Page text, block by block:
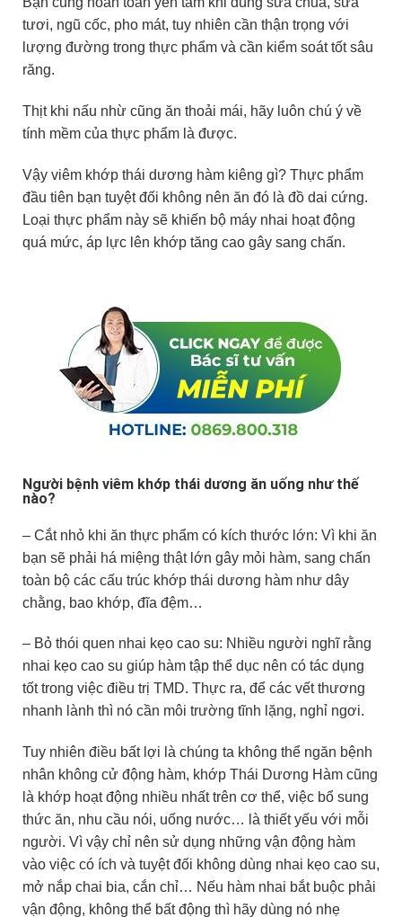
tươi, ngũ cốc, pho mát, tuy nhiên cần thận trọng với
lượng đường trong thực phẩm và cần kiểm soát tốt sâu
răng.
Thịt khi nấu nhừ cũng ăn thoải mái, hãy luôn chú ý về
tính mềm của thực phẩm là được.
Vậy viêm khớp thái dương hàm kiêng gì? Thực phẩm
đầu tiên bạn tuyệt đối không nên ăn đó là đồ dai cứng.
Loại thực phẩm này sẽ khiến bộ máy nhai hoạt động
quá mức, áp lực lên khớp tăng cao gây sang chấn.
Người bệnh viêm khớp thái dương ăn uống như thế
nào?
– Cắt nhỏ khi ăn thực phẩm có kích thước lớn: Vì khi ăn
bạn sẽ phải há miệng thật lớn gây mỏi hàm, sang chấn
toàn bộ các cấu trúc khớp thái dương hàm như dây
chằng, bao khớp, đĩa đệm…
– Bỏ thói quen nhai kẹo cao su: Nhiều người nghĩ rằng
nhai kẹo cao su giúp hàm tập thể dục nên có tác dụng
tốt trong việc điều trị TMD. Thực ra, để các vết thương
nhanh lành thì nó cần môi trường tĩnh lặng, nghỉ ngơi.
Tuy nhiên điều bất lợi là chúng ta không thể ngăn bệnh
nhân không cử động hàm, khớp Thái Dương Hàm cũng
là khớp hoạt động nhiều nhất trên cơ thể, việc bổ sung
thức ăn, nhu cầu nói, uống nước… là thiết yếu với mỗi
người. Vì vậy chỉ nên sử dụng những vận động hàm
vào việc có ích và tuyệt đối không dùng nhai kẹo cao su,
mở nắp chai bia, cắn chỉ… Nếu hàm nhai bắt buộc phải
vận động, không thể bất động thì hãy dùng nó nhẹ